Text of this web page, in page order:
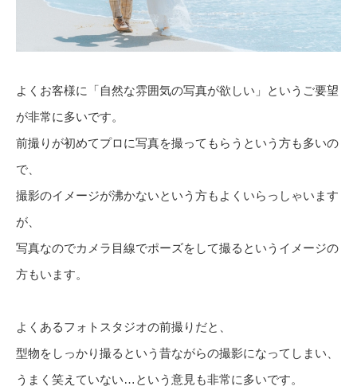
よくお客様に「自然な雰囲気の写真が欲しい」というご要望
が非常に多いです。
前撮りが初めてプロに写真を撮ってもらうという方も多いの
で、
撮影のイメージが沸かないという方もよくいらっしゃいます
が、
写真なのでカメラ目線でポーズをして撮るというイメージの
方もいます。
よくあるフォトスタジオの前撮りだと、
型物をしっかり撮るという昔ながらの撮影になってしまい、
うまく笑えていない…という意見も非常に多いです。